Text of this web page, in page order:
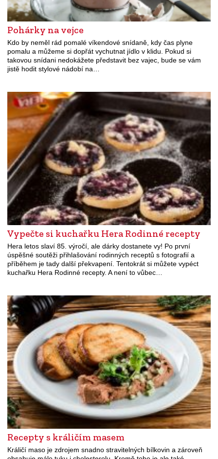
Pohárky na vejce
Kdo by neměl rád pomalé víkendové snídaně, kdy čas plyne
pomalu a můžeme si dopřát vychutnat jídlo v klidu. Pokud si
takovou snídani nedokážete představit bez vajec, bude se vám
jistě hodit stylové nádobí na…
Vypečte si kuchařku Hera Rodinné recepty
Hera letos slaví 85. výročí, ale dárky dostanete vy! Po první
úspěšné soutěži přihlašování rodinných receptů s fotografií a
příběhem je tady další překvapení. Tentokrát si můžete vypéct
kuchařku Hera Rodinné recepty. A není to vůbec…
Recepty s králičím masem
Králičí maso je zdrojem snadno stravitelných bílkovin a zároveň